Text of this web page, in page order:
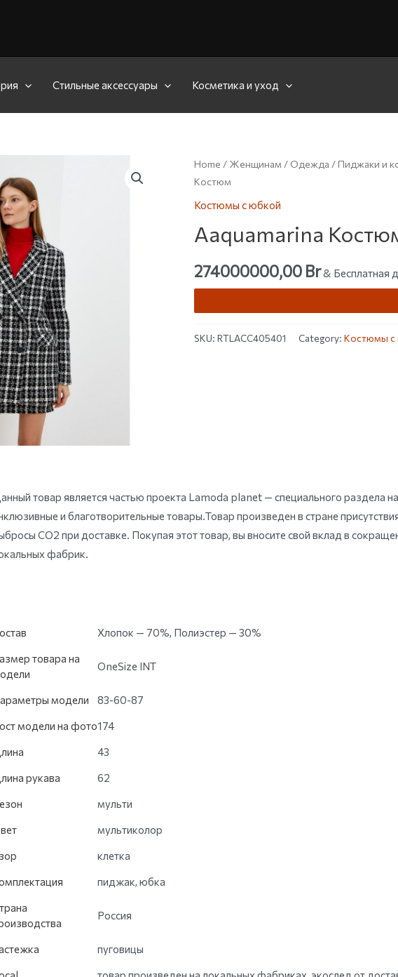
Стильные аксессуары Косметика и уход
Home / Женщинам / Одежда /Пиджаки и
Костюм
Костюмы с юбкой
Aaquamarina
274000000,00 Br& Бесплатная
SKU: RTLACC405401 Category: Костюмы с
товар является частью проекта Lamoda planet — специального раздела
и благотворительные товары.Товар произведен в стране
СО2 при доставке. Покупая этот товар, вы вносите свой вклад в
фабрик.
Хлопок — 70%, Полиэстер — 30%
товара на
OneSize INT
модели 83-60-87
модели на фото174
43
рукава 62
мульти
мультиколор
клетка
пиджак, юбка
Россия
пуговицы